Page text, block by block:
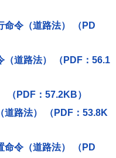
命令（道路法） （PD
（道路法） （PDF：56.1
（PDF：57.2KB）
道路法） （PDF：53.8K
命令（道路法） （PD